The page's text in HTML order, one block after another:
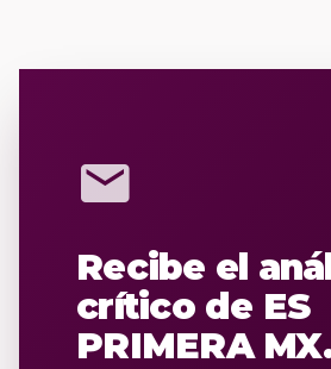
mail
Recibe el
crítico de ES
PRIMERA